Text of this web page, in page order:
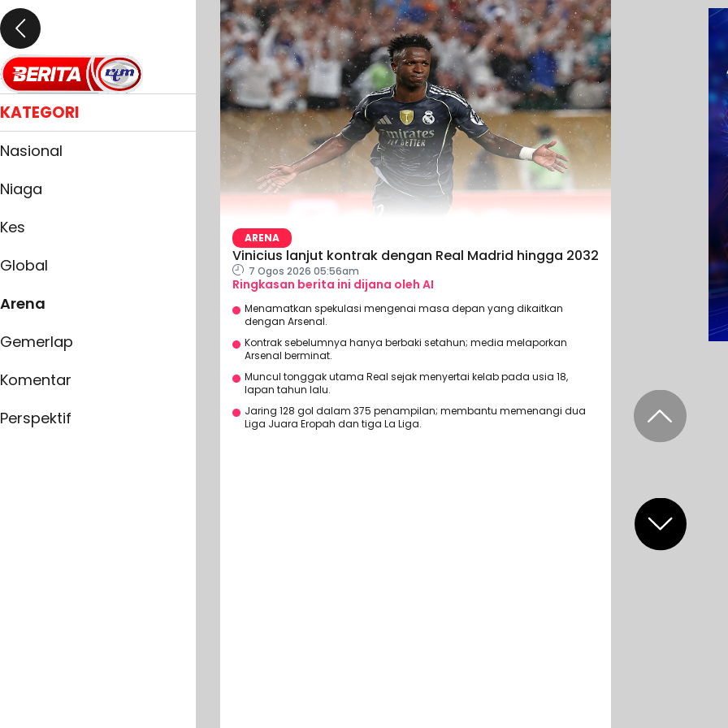
KATEGORI
Nasional
Niaga
Kes
Global
Arena
Gemerlap
Komentar
Perspektif
ARENA
Vinicius lanjut kontrak dengan Real Madrid hingga 2032
7 Ogos 2026 05:56am
Ringkasan berita ini dijana oleh AI
Menamatkan spekulasi mengenai masa depan yang dikaitkan
dengan Arsenal.
Kontrak sebelumnya hanya berbaki setahun; media melaporkan
Arsenal berminat.
Muncul tonggak utama Real sejak menyertai kelab pada usia 18,
lapan tahun lalu.
Jaring 128 gol dalam 375 penampilan; membantu memenangi dua
Liga Juara Eropah dan tiga La Liga.